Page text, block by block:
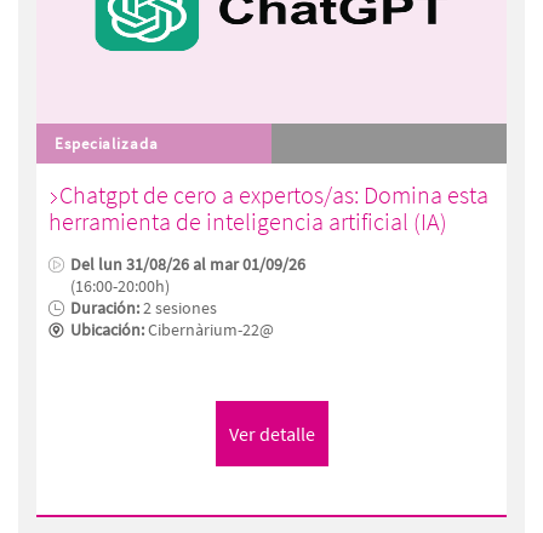
Especializada
Chatgpt de cero a expertos/as: Domina esta
herramienta de inteligencia artificial (IA)
Del lun 31/08/26 al mar 01/09/26
(16:00-20:00h)
Duración:2 sesiones
Ubicación:Cibernàrium-22@